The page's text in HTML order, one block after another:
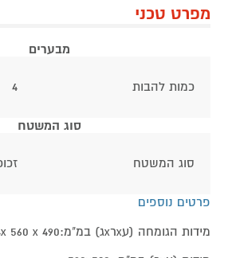
מפרט טכני
מבערים
כמות להבות 4
סוג המשטח
סוג המשטח
פרטים נוספים
מידות הגומחה (עxרxג) במ"מ:44x 560 x 490